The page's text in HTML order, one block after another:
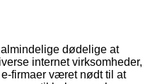
dødelige at
internet virksomheder,
firmaer været nødt til at